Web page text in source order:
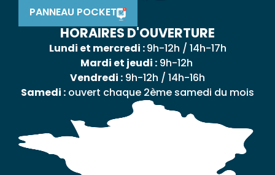
PANNEAU POCKET
HORAIRES D'OUVERTURE
Lundi et mercredi :9h-12h / 14h-17h
Mardi et jeudi :9h-12h
Vendredi : 9h-12h / 14h-16h
Samedi : ouvert chaque 2ème samedi du mois